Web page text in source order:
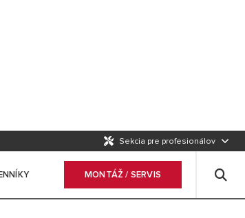
Sekcia pre profesionálov
MONTÁŽ / SERVIS